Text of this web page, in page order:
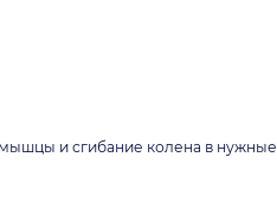
мышцы и сгибание колена в нужные